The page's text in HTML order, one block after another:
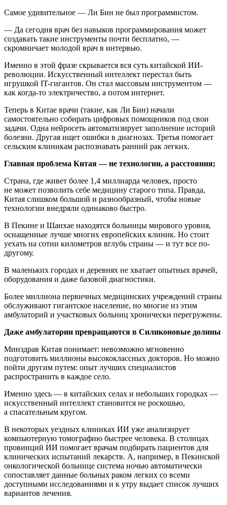
Самое удивительное — Ли Бин не был программистом.
— Да сегодня врач без навыков программирования может
создавать такие инструменты почти бесплатно, —
скромничает молодой врач в интервью.
Именно в этой фразе скрывается вся суть китайской ИИ-
революции. Искусственный интеллект перестал быть
игрушкой IT-гигантов. Он стал массовым инструментом —
как когда-то электричество, а потом интернет.
Теперь в Китае врачи (такие, как Ли Бин) начали
самостоятельно собирать цифровых помощников под свои
задачи. Одна нейросеть автоматизирует заполнение историй
болезни. Другая ищет ошибки в диагнозах. Третья помогает
сельским клиникам распознавать ранний рак легких.
Главная проблема Китая — не технологии, а расстояния;
Страна, где живет более 1,4 миллиарда человек, просто
не может позволить себе медицину старого типа. Правда,
Китая слишком большой и разнообразный, чтобы новые
технологии внедряли одинаково быстро.
В Пекине и Шанхае находятся больницы мирового уровня,
оснащенные лучше многих европейских клиник. Но стоит
уехать на сотни километров вглубь страны — и тут все по-
другому.
В маленьких городах и деревнях не хватает опытных врачей,
оборудования и даже базовой диагностики.
Более миллиона первичных медицинских учреждений страны
обслуживают гигантское население, но многие из этим
амбулаторий и участковых больниц хронически перегружены.
Даже амбулатории превращаются в Силиконовые долины
Минздрав Китая понимает: невозможно мгновенно
подготовить миллионы высококлассных докторов. Но можно
пойти другим путем: опыт лучших специалистов
распространить в каждое село.
Именно здесь — в китайских селах и небольших городках —
искусственный интеллект становится не роскошью,
а спасательным кругом.
В некоторых уездных клиниках ИИ уже анализирует
компьютерную томографию быстрее человека. В столицах
провинций ИИ помогает врачам подбирать пациентов для
клинических испытаний лекарств. А, например, в Пекинской
онкологической больнице система ночью автоматически
сопоставляет данные больных раком легких со всеми
доступными исследованиями и к утру выдает список лучших
вариантов лечения.